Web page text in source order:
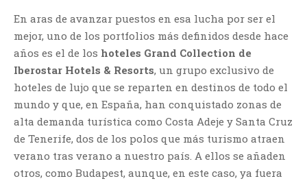
En aras de avanzar puestos en esa lucha por ser el
mejor, uno de los portfolios más definidos desde hace
años es el de los hoteles Grand Collection de
Iberostar Hotels & Resorts, un grupo exclusivo de
hoteles de lujo que se reparten en destinos de todo el
mundo y que, en España, han conquistado zonas de
alta demanda turística como Costa Adeje y Santa Cruz
de Tenerife, dos de los polos que más turismo atraen
verano tras verano a nuestro país. A ellos se añaden
otros, como Budapest, aunque, en este caso, ya fuera